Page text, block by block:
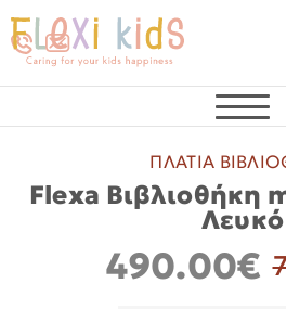
ΠΛΑΤΙΑ
Flexa Βιβλιοθήκη
Λευκό
490.00€